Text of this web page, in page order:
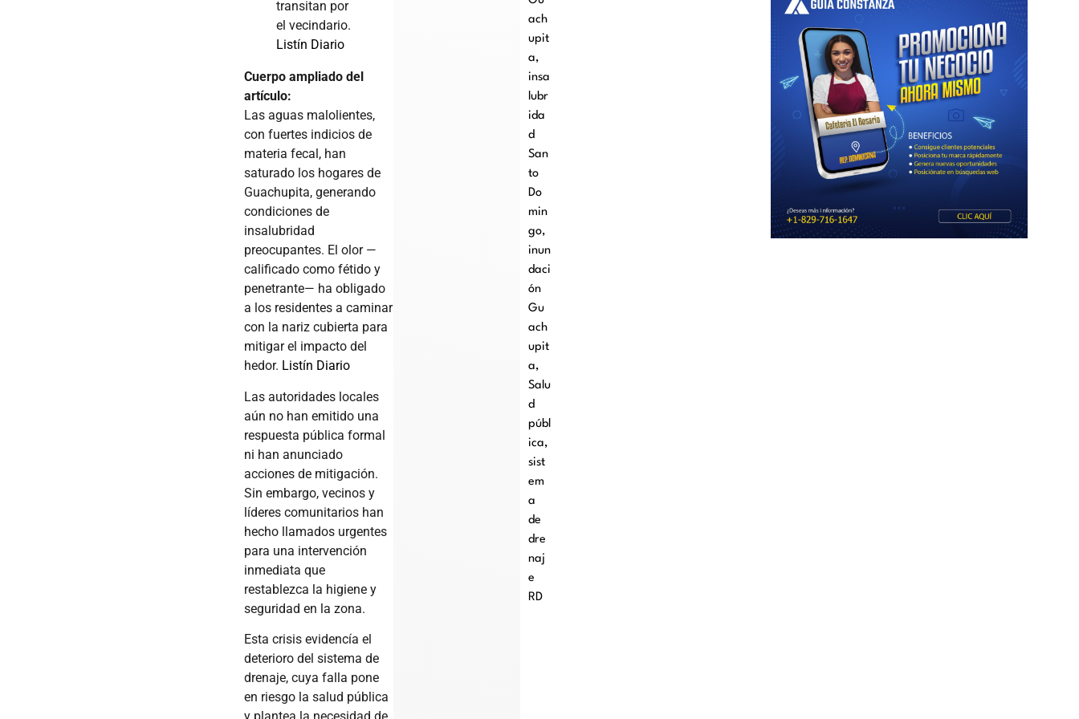
transitan por
el vecindario.
Listín Diario
Cuerpo ampliado del
artículo:
Las aguas malolientes,
con fuertes indicios de
materia fecal, han
saturado los hogares de
Guachupita, generando
condiciones de
insalubridad
preocupantes. El olor —
calificado como fétido y
penetrante— ha obligado
a los residentes a caminar
con la nariz cubierta para
mitigar el impacto del
hedor. Listín Diario
Las autoridades locales
aún no han emitido una
respuesta pública formal
ni han anunciado
acciones de mitigación.
Sin embargo, vecinos y
líderes comunitarios han
hecho llamados urgentes
para una intervención
inmediata que
restablezca la higiene y
seguridad en la zona.
Esta crisis evidencía el
deterioro del sistema de
drenaje, cuya falla pone
en riesgo la salud pública
ach
upit
a,
insa
lubr
ida
d
San
to
Do
min
go,
inun
daci
ón
Gu
ach
upit
a,
Salu
d
públ
ica,
sist
em
a
de
dre
naj
e
RD